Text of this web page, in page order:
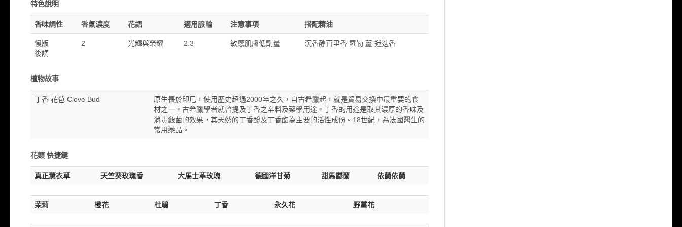
特色說明
香味調性 香氣濃度 花語 適用脈輪 注意事項 搭配精油
慢版
後調
2 光輝與榮耀 2.3 敏感肌膚低劑量 沉香醇百里香 羅勒 薑 迷迭香
植物故事
丁香 花苞 Clove Bud
原生長於印尼，使用歷史超過2000年之久，自古希臘起，就是貿易交換中最重要的食
材之一。古希臘學者就曾提及丁香之辛料及藥學用途。丁香的用途是取其濃厚的香味及
消毒殺菌的效果，其天然的丁香酚及丁香酯為主要的活性成份。18世紀，為法國醫生的
常用藥品。
花類 快捷鍵
真正薰衣草 天竺葵玫瑰香 大馬士革玫瑰 德國洋甘菊 甜馬鬱蘭 依蘭依蘭
茉莉 橙花 杜鵑 丁香 永久花 野薑花